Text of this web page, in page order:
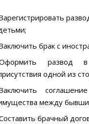
брак с
развод
одной из
между
брачный